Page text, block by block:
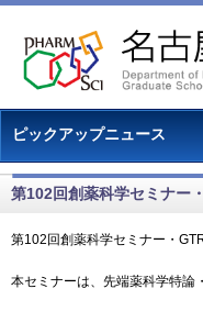
ピックアップニュース
第102回創薬科学セミナー
第102回創薬科学セミナー・
本セミナーは、先端薬科学特論